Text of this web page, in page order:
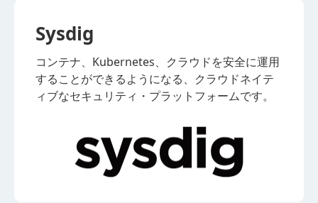
Sysdig
コンテナ、Kubernetes、クラウドを安全に運用
することができるようになる、クラウドネイテ
ィブなセキュリティ・プラットフォームです。